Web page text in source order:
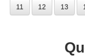
11 12 13